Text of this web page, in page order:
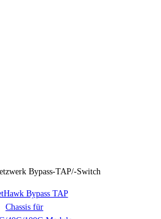
Bypass-TAP/-Switch
Bypass TAP
Chassis für